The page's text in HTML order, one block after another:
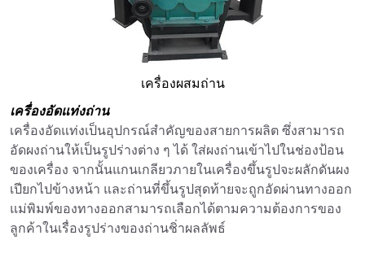
เครื่องผสมถ่าน
เครื่องอัดแท่งถ่าน
เครื่องอัดแท่งเป็นอุปกรณ์สำคัญของสายการผลิต ซึ่งสามารถ
อัดผงถ่านให้เป็นรูปร่างต่าง ๆ ได้ ใส่ผงถ่านเข้าไปในช่องป้อน
ของเครื่อง จากนั้นแกนเกลียวภายในเครื่องขึ้นรูปจะผลักดันผง
เปียกไปข้างหน้า และถ่านที่ขึ้นรูปสุดท้ายจะถูกอัดผ่านทางออก
แม่พิมพ์ของทางออกสามารถเลือกได้ตามความต้องการของ
ลูกค้าในเรื่องรูปร่างของถ่านชิ่าผลลัพธ์